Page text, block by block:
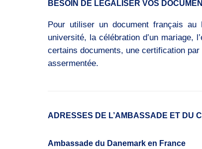
BESOIN DE LÉGALISER VOS
Pour utiliser un document français au
université, la célébration d’un mariage,
certains documents, une certification
assermentée.
ADRESSES DE L’AMBASSADE ET DU
Ambassade du Danemark en France